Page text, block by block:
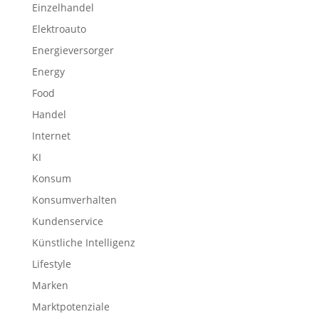
Einzelhandel
Elektroauto
Energieversorger
Energy
Food
Handel
Internet
KI
Konsum
Konsumverhalten
Kundenservice
Künstliche Intelligenz
Lifestyle
Marken
Marktpotenziale